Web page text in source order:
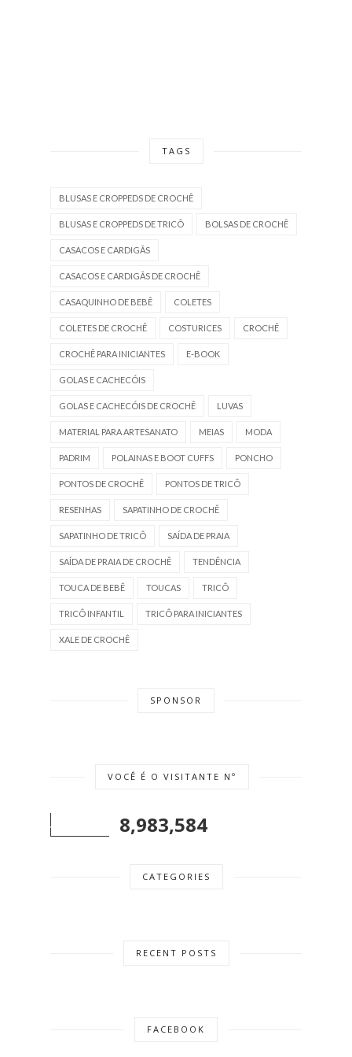
TAGS
BLUSAS E CROPPEDS DE CROCHÊ
BLUSAS E CROPPEDS DE TRICÔ BOLSAS DE CROCHÊ
CASACOS E CARDIGÃS
CASACOS E CARDIGÃS DE CROCHÊ
CASAQUINHO DE BEBÊ COLETES
COLETES DE CROCHÊ COSTURICES CROCHÊ
CROCHÊ PARA INICIANTES E-BOOK
GOLAS E CACHECÓIS
GOLAS E CACHECÓIS DE CROCHÊ LUVAS
MATERIAL PARA ARTESANATO MEIAS MODA
PADRIM POLAINAS E BOOT CUFFS PONCHO
PONTOS DE CROCHÊ PONTOS DE TRICÔ
RESENHAS SAPATINHO DE CROCHÊ
SAPATINHO DE TRICÔ SAÍDA DE PRAIA
SAÍDA DE PRAIA DE CROCHÊ TENDÊNCIA
TOUCA DE BEBÊ TOUCAS TRICÔ
TRICÔ INFANTIL TRICÔ PARA INICIANTES
XALE DE CROCHÊ
SPONSOR
VOCÊ É O VISITANTE Nº
8,983,584
CATEGORIES
RECENT POSTS
FACEBOOK